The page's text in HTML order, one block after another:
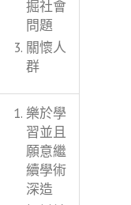
掘社會
問題
關懷人
群
樂於學
習並且
願意繼
續學術
深造